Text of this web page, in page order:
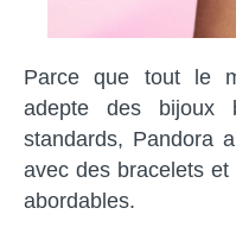
Parce que tout le
adepte des bijoux
standards, Pandora
avec des bracelets
abordables.